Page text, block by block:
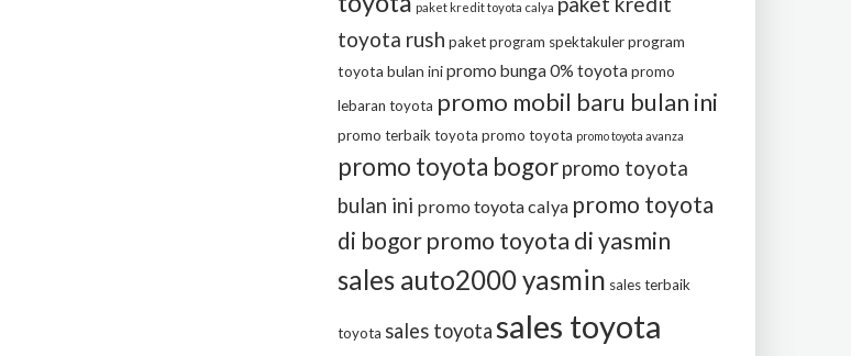
paket kredit toyota calya
toyota rush paket program spektakulerprogram
toyota bulan inipromo bunga 0% toyotapromo
lebaran toyota promo mobil baru bulan ini
promo terbaik toyota promo toyota promo toyota avanza
promo toyota bogorpromo toyota
bulan ini promo toyota calya promo toyota
di bogor promo toyota di yasmin
sales auto2000 yasmin sales terbaik
toyota sales toyotasales toyota